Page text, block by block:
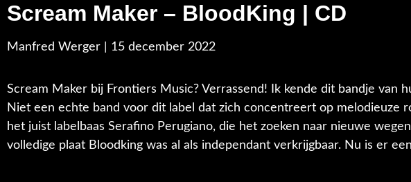
Scream Maker – BloodKing | CD
Manfred Werger | 15 december 2022
Scream Maker bij Frontiers Music? Verrassend! Ik kende dit bandje van
Niet een echte band voor dit label dat zich concentreert op melodieuze
het juist labelbaas Serafino Perugiano, die het zoeken naar nieuwe
volledige plaat Bloodking was al als independant verkrijgbaar. Nu is er